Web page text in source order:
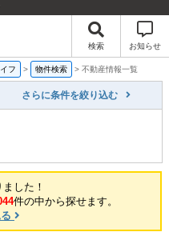
検索 お知らせ
フ > 物件検索 > 不動産情報一覧
さらに条件を絞り込む
した！
件の中から探せます。